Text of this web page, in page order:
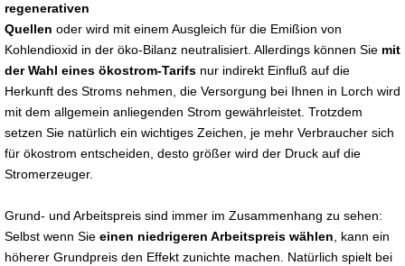
regenerativen
Quellen oder wird mit einem Ausgleich für die Emißion von
Kohlendioxid in der öko-Bilanz neutralisiert. Allerdings können Sie mit
der Wahl eines ökostrom-Tarifs nur indirekt Einfluß auf die
Herkunft des Stroms nehmen, die Versorgung bei Ihnen in Lorch wird
mit dem allgemein anliegenden Strom gewährleistet. Trotzdem
setzen Sie natürlich ein wichtiges Zeichen, je mehr Verbraucher sich
für ökostrom entscheiden, desto größer wird der Druck auf die
Stromerzeuger.
Grund- und Arbeitspreis sind immer im Zusammenhang zu sehen:
Selbst wenn Sie einen niedrigeren Arbeitspreis wählen , kann ein
höherer Grundpreis den Effekt zunichte machen. Natürlich spielt bei